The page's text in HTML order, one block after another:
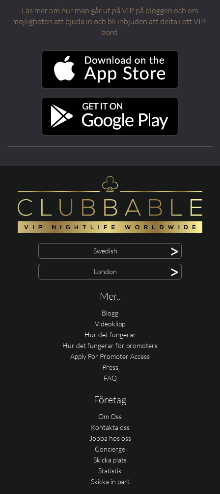
Läs mer om hur man går ut på VIP på bloggen och om
möjligheten att bjuda in och bli inbjuden att delta i ett VIP-
bord.
Swedish >
London >
Mer..
Blogg
Videoklipp
Hur det fungerar
Hur det fungerar för promoters
Apply For Promoter Access
Press
FAQ
Företag
Om Oss
Kontakta oss
Jobba hos oss
Concierge
Skicka plats
Statistik
Skicka in part